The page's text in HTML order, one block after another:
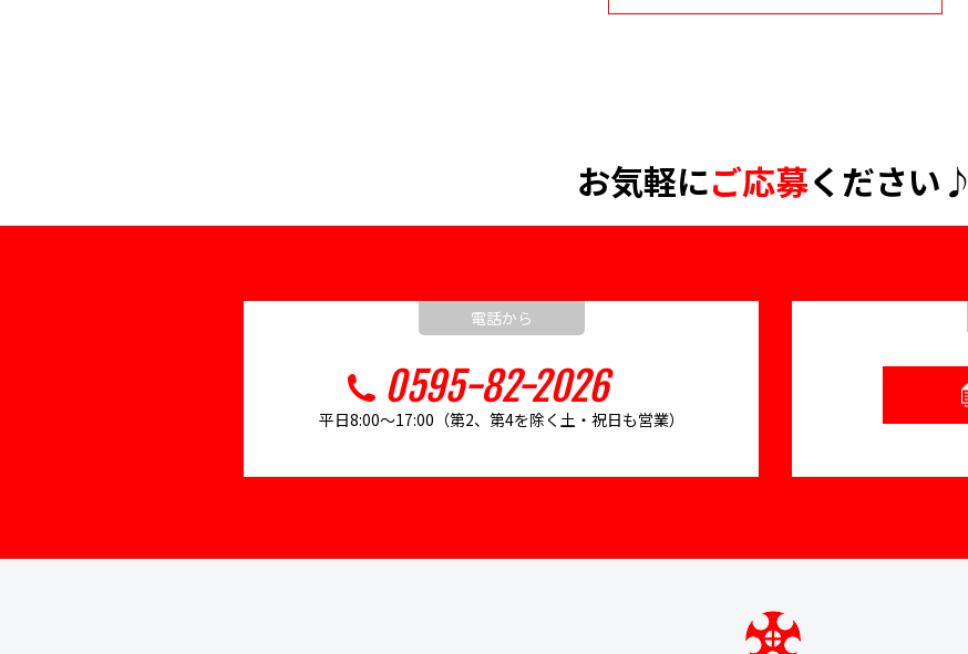
お気軽にご応募ください♪
電話から
0595-82-2026
平日8:00～17:00（第2、第4を除く土・祝日も営業）